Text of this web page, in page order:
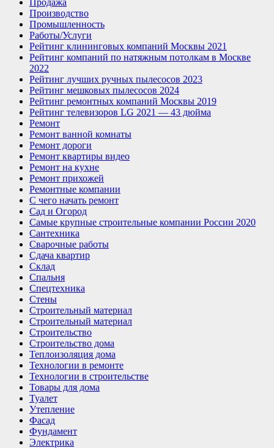
Производство
Промышленность
Работы/Услуги
Рейтинг клининговых компаний Москвы 2021
Рейтинг компаний по натяжным потолкам в Москве
2022
Рейтинг лучших ручных пылесосов 2023
Рейтинг мешковых пылесосов 2024
Рейтинг ремонтных компаний Москвы 2019
Рейтинг телевизоров LG 2021 — 43 дюйма
Ремонт
Ремонт ванной комнаты
Ремонт дороги
Ремонт квартиры видео
Ремонт на кухне
Ремонт прихожей
Ремонтные компании
С чего начать ремонт
Сад и Огород
Самые крупные строительные компании России 2020
Сантехника
Сварочные работы
Сдача квартир
Склад
Спальня
Спецтехника
Стены
Строительный материал
Строительный материал
Строительство
Строительство дома
Теплоизоляция дома
Технологии в ремонте
Технологии в строительстве
Товары для дома
Туалет
Утепление
Фасад
Фундамент
Электрика